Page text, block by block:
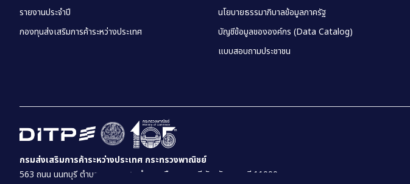
รายงานประจำปี
กองทุนส่งเสริมการค้าระหว่างประเทศ
นโยบายธรรมาภิบาลข้อมูลภาครัฐ
บัญชีข้อมูลขององค์กร (Data Catalog)
แบบสอบถามประชาชน
กรมส่งเสริมการค้าระหว่างประเทศ กระทรวงพาณิชย์
563 ถนน นนทบุรี ตำบล บางกระสอ อำเภอเมืองนนทบุรี จังหวัดนนทบุรี 11000